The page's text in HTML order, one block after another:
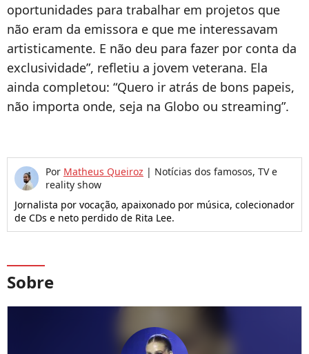
oportunidades para trabalhar em projetos que
não eram da emissora e que me interessavam
artisticamente. E não deu para fazer por conta da
exclusividade”, refletiu a jovem veterana. Ela
ainda completou: “Quero ir atrás de bons papeis,
não importa onde, seja na Globo ou streaming”.
Por Matheus Queiroz | Notícias dos famosos, TV e
reality show
Jornalista por vocação, apaixonado por música, colecionador
de CDs e neto perdido de Rita Lee.
Sobre